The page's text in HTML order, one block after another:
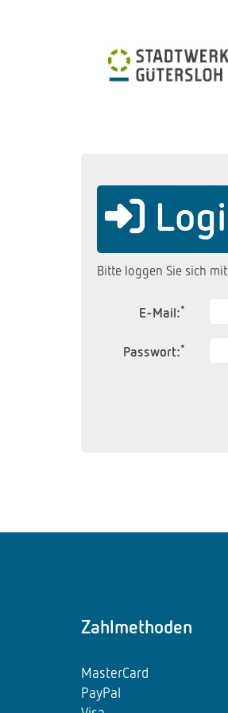
Bitte loggen Sie sich
E-Mail:*
Passwort:*
Zahlmethoden
MasterCard
PayPal